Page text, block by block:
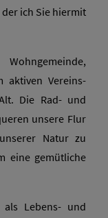
ich Sie hiermit
aktiven Vereins-
Die Rad- und
unsere Flur
Natur zu
eine gemütliche
Lebens- und